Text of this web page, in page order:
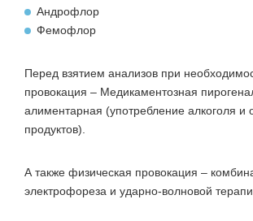
Андрофлор
Фемофлор
Перед взятием анализов при
провокация – Медикаментозная
алиментарная (употребление алкоголя и
продуктов).
А также физическая провокация –
электрофореза и ударно-волновой